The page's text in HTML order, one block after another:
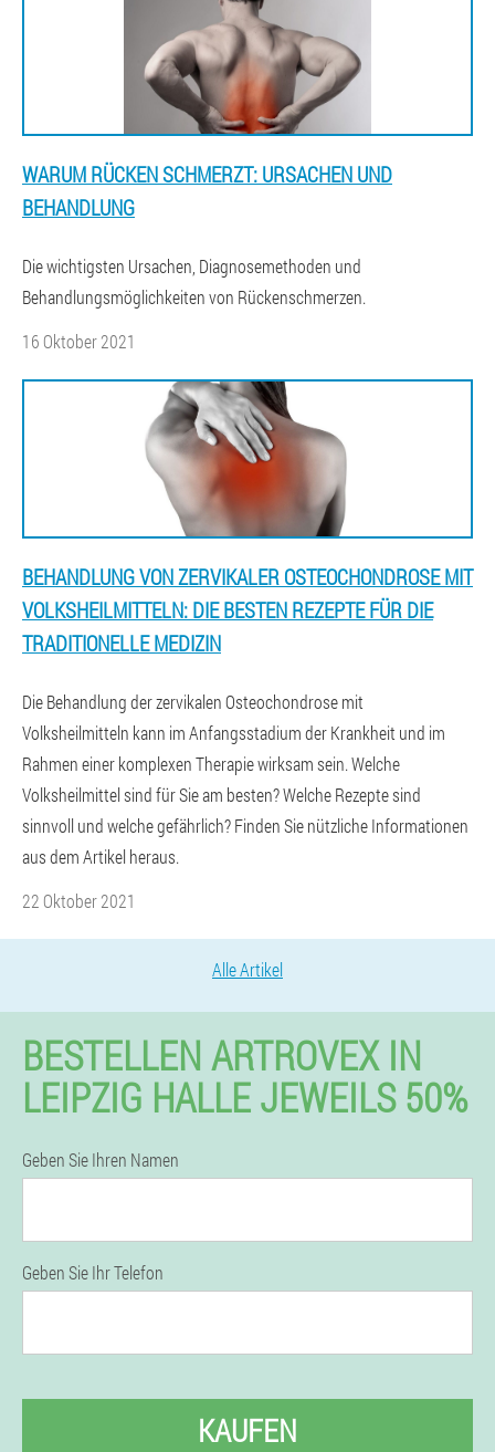
WARUM RÜCKEN SCHMERZT: URSACHEN UND
BEHANDLUNG
Die wichtigsten Ursachen, Diagnosemethoden und
Behandlungsmöglichkeiten von Rückenschmerzen.
16 Oktober 2021
BEHANDLUNG VON ZERVIKALER OSTEOCHONDROSE MIT
VOLKSHEILMITTELN: DIE BESTEN REZEPTE FÜR DIE
TRADITIONELLE MEDIZIN
Die Behandlung der zervikalen Osteochondrose mit
Volksheilmitteln kann im Anfangsstadium der Krankheit und im
Rahmen einer komplexen Therapie wirksam sein. Welche
Volksheilmittel sind für Sie am besten? Welche Rezepte sind
sinnvoll und welche gefährlich? Finden Sie nützliche Informationen
aus dem Artikel heraus.
22 Oktober 2021
Alle Artikel
BESTELLEN ARTROVEX IN
LEIPZIG HALLE JEWEILS 50%
Geben Sie Ihren Namen
Geben Sie Ihr Telefon
KAUFEN